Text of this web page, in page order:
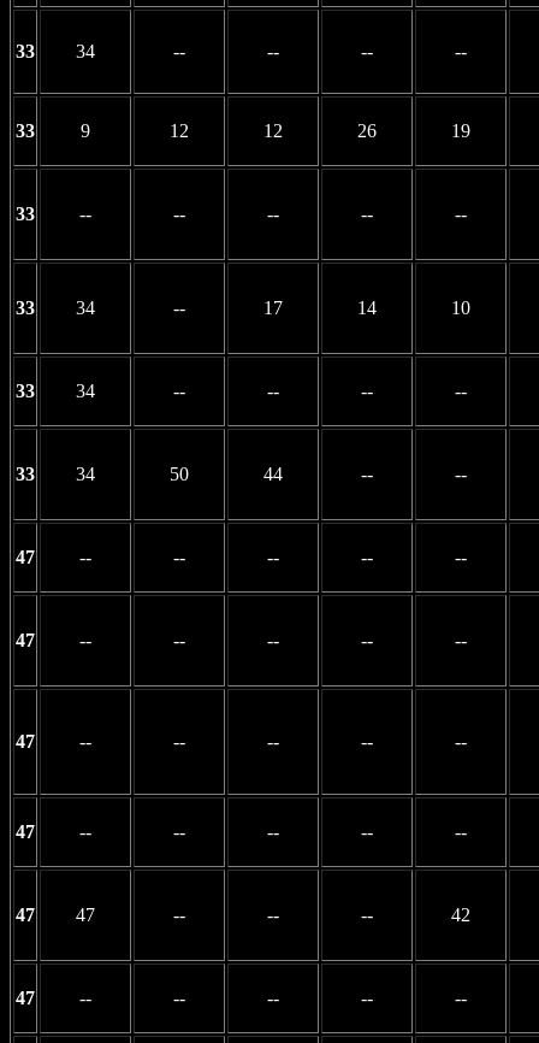
33 34 -- -- -- --
33 9 12 12 26 19
33 -- -- -- -- --
33 34 -- 17 14 10
33 34 -- -- -- --
33 34 50 44 -- --
47 -- -- -- -- --
47 -- -- -- -- --
47 -- -- -- -- --
47 -- -- -- -- --
47 47 -- -- -- 42
47 -- -- -- -- --